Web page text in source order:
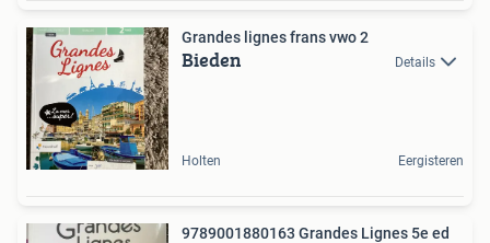
Grandes lignes frans vwo 2
Bieden Details
Holten Eergisteren
9789001880163 Grandes Lignes 5e ed